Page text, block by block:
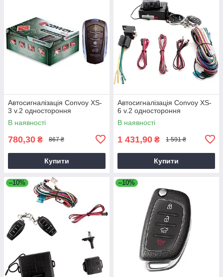
Автосигналізація Convoy XS-
3 v.2 одностороння
В наявності
780,30 ₴ 867 ₴
Купити
Автосигналізація Convoy XS-
6 v.2 одностороння
В наявності
1 431,90 ₴ 1 591 ₴
Купити
–10% –10%